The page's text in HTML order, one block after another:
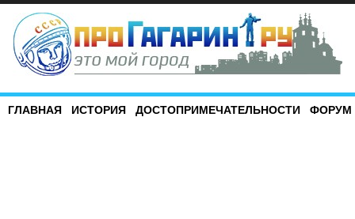
ГЛАВНАЯ ИСТОРИЯ ДОСТОПРИМЕЧАТЕЛЬНОСТИ ФОРУМ